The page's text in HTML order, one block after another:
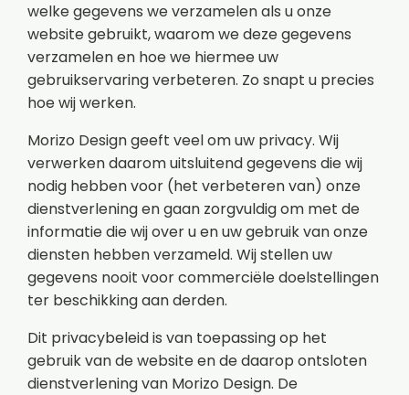
welke gegevens we verzamelen als u onze
website gebruikt, waarom we deze gegevens
verzamelen en hoe we hiermee uw
gebruikservaring verbeteren. Zo snapt u precies
hoe wij werken.
Morizo Design geeft veel om uw privacy. Wij
verwerken daarom uitsluitend gegevens die wij
nodig hebben voor (het verbeteren van) onze
dienstverlening en gaan zorgvuldig om met de
informatie die wij over u en uw gebruik van onze
diensten hebben verzameld. Wij stellen uw
gegevens nooit voor commerciële doelstellingen
ter beschikking aan derden.
Dit privacybeleid is van toepassing op het
gebruik van de website en de daarop ontsloten
dienstverlening van Morizo Design. De